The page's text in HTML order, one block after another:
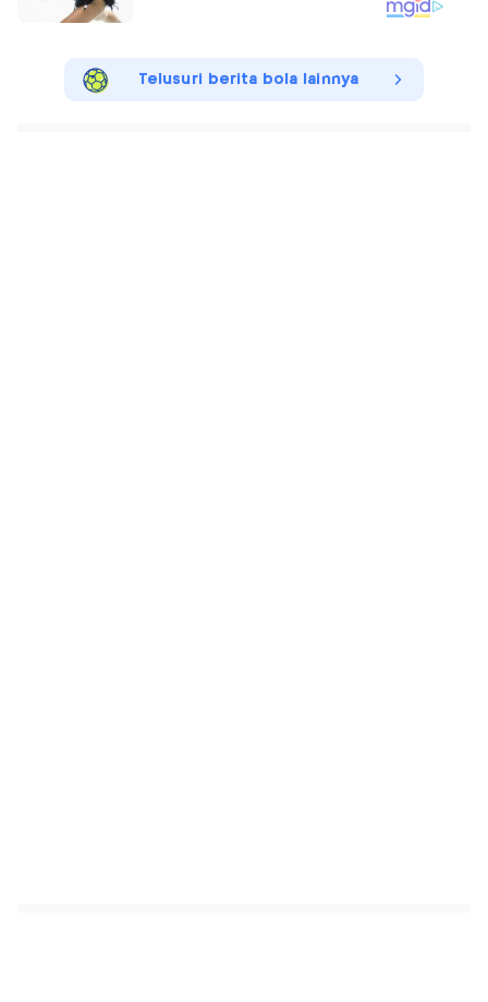
Telusuri berita bola lainnya